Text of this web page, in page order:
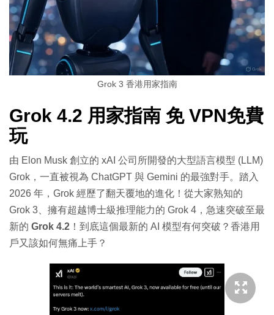
Grok 3 香港用家指南
Grok 4.2 用家指南 免 VPN免費
玩
由 Elon Musk 創立的 xAI 公司所開發的大型語言模型 (LLM)
Grok，一直被視為 ChatGPT 與 Gemini 的最強對手。踏入
2026 年，Grok 經歷了翻天覆地的進化！從大家熟知的
Grok 3、擁有超越博士級推理能力的 Grok 4，急速突破至最
新的 Grok 4.2 ！到底這個最新的 AI 模型有何突破？香港用
戶又該如何無痛上手？